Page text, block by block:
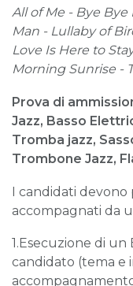
All ofMe - Bye
Man - Lullaby of
Love Is Here to
Morning Sunrise -
Prova di
Jazz, Basso
Tromba jazz,
Trombone Jazz,
I candidati devono
accompagnati da
1.Esecuzione di un
candidato (tema e